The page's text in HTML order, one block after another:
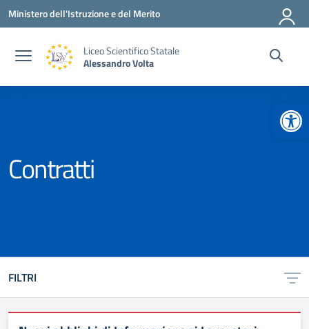
Vai ai contenuti
Vai al menu di navigazione
Vai al footer
Ministero dell'Istruzione e del Merito
Liceo Scientifico Statale
Alessandro Volta
Contratti
FILTRI